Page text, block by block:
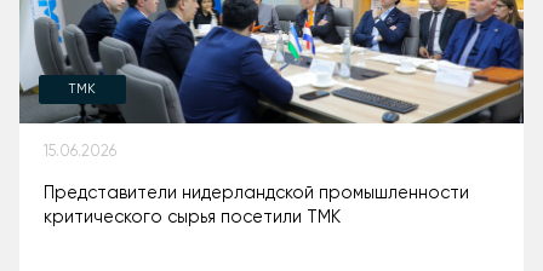
TMK
15.06.2026
Представители нидерландской промышленности
критического сырья посетили ТМК